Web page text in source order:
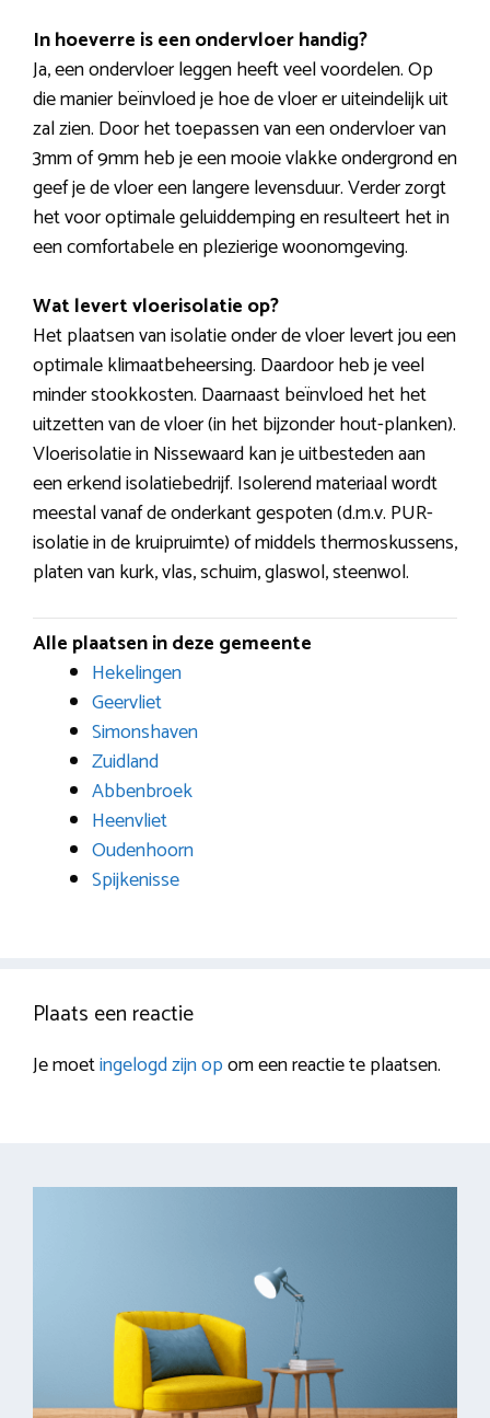
In hoeverre is een ondervloer handig?
Ja, een ondervloer leggen heeft veel voordelen. Op
die manier beïnvloed je hoe de vloer er uiteindelijk uit
zal zien. Door het toepassen van een ondervloer van
3mm of 9mm heb je een mooie vlakke ondergrond en
geef je de vloer een langere levensduur. Verder zorgt
het voor optimale geluiddemping en resulteert het in
een comfortabele en plezierige woonomgeving.
Wat levert vloerisolatie op?
Het plaatsen van isolatie onder de vloer levert jou een
optimale klimaatbeheersing. Daardoor heb je veel
minder stookkosten. Daarnaast beïnvloed het het
uitzetten van de vloer (in het bijzonder hout-planken).
Vloerisolatie in Nissewaard kan je uitbesteden aan
een erkend isolatiebedrijf. Isolerend materiaal wordt
meestal vanaf de onderkant gespoten (d.m.v. PUR-
isolatie in de kruipruimte) of middels thermoskussens,
platen van kurk, vlas, schuim, glaswol, steenwol.
Alle plaatsen in deze gemeente
Hekelingen
Geervliet
Simonshaven
Zuidland
Abbenbroek
Heenvliet
Oudenhoorn
Spijkenisse
Plaats een reactie
Je moetingelogd zijn opom een reactie te plaatsen.